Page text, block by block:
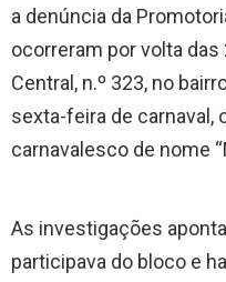
a denúncia da
ocorreram por volta das
Central, n.º 323, no
sexta-feira de carnaval,
carnavalesco de nome
As investigações
participava do bloco e